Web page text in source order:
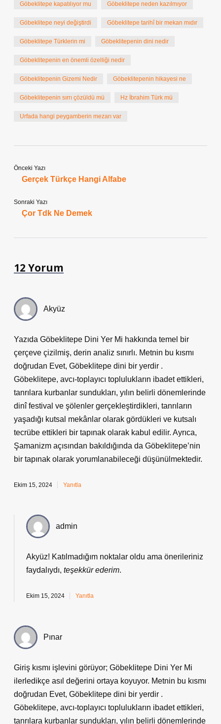
Göbeklitepe kapatılıyor mu Göbeklitepe neden kazılmıyor
Göbeklitepe neyi değiştirdi Göbeklitepe tarihî bir mekan mıdır
Göbeklitepe Türklerin mi Göbeklitepenin dini nedir
Göbeklitepenin en önemli özelliği nedir
Göbeklitepenin Gizemi Nedir Göbeklitepenin hikayesi ne
Göbeklitepenin sırrı çözüldü mü Hz İbrahim Türk mü
Urfada hangi peygamberin mezarı var
Önceki Yazı
Gerçek Türkçe Hangi Alfabe
Sonraki Yazı
Çor Tdk Ne Demek
12 Yorum
Akyüz
Yazıda Göbeklitepe Dini Yer Mi hakkında temel bir
çerçeve çizilmiş, derin analiz sınırlı. Metnin bu kısmı
doğrudan Evet, Göbeklitepe dini bir yerdir .
Göbeklitepe, avcı-toplayıcı toplulukların ibadet ettikleri,
tanrılara kurbanlar sundukları, yılın belirli dönemlerinde
dinî festival ve şölenler gerçekleştirdikleri, tanrıların
yaşadığı kutsal mekânlar olarak gördükleri ve kutsalı
tecrübe ettikleri bir tapınak olarak kabul edilir. Ayrıca,
Şamanizm açısından bakıldığında da Göbeklitepe’nin
bir tapınak olarak yorumlanabileceği düşünülmektedir.
Ekim 15, 2024 Yanıtla
admin
Akyüz! Katılmadığım noktalar oldu ama önerileriniz
faydalıydı, teşekkür ederim.
Ekim 15, 2024 Yanıtla
Pınar
Giriş kısmı işlevini görüyor; Göbeklitepe Dini Yer Mi
ilerledikçe asıl değerini ortaya koyuyor. Metnin bu kısmı
doğrudan Evet, Göbeklitepe dini bir yerdir .
Göbeklitepe, avcı-toplayıcı toplulukların ibadet ettikleri,
tanrılara kurbanlar sundukları, yılın belirli dönemlerinde